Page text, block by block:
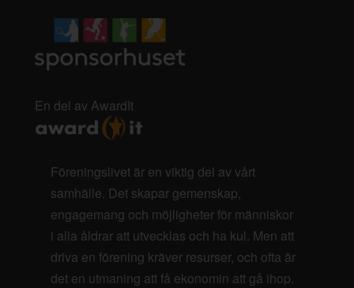
En del av AwardIt
Föreningslivet är en viktig del av vårt
samhälle. Det skapar gemenskap,
engagemang och möjligheter för människor
i alla åldrar att utvecklas och ha kul. Men att
driva en förening kräver resurser, och ofta är
det en utmaning att få ekonomin att gå ihop.